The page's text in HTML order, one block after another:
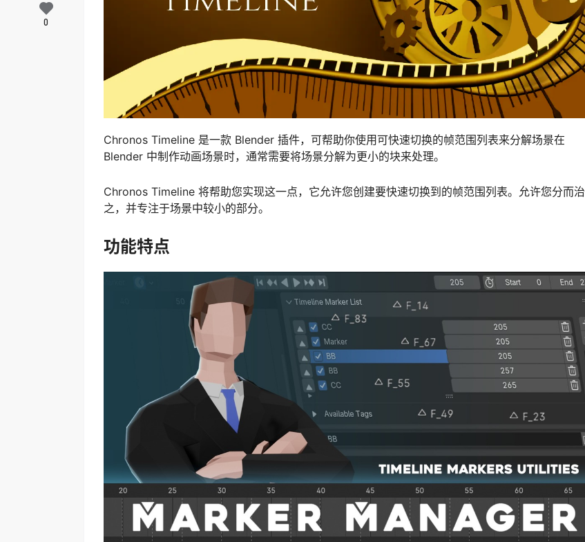
Chronos Timeline 是一款 Blender 插件，可帮助你使用可快速切换的帧范围列表来分解场景在
Blender 中制作动画场景时，通常需要将场景分解为更小的块来处理。
Chronos Timeline 将帮助您实现这一点，它允许您创建要快速切换到的帧范围列表。允许您分而治
之，并专注于场景中较小的部分。
功能特点
0